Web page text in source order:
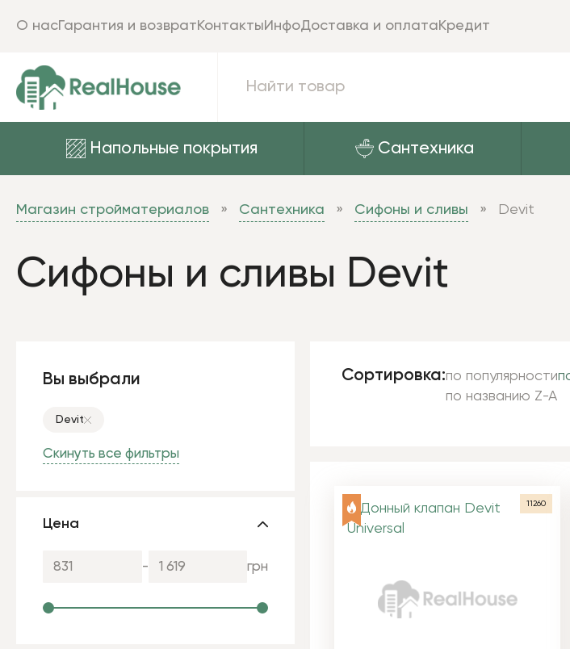
Напольные покрытия Сантехника
О насГарантия и возвратКонтактыИнфоДоставка и оплатаКредит
Магазин стройматериалов Сантехника Сифоны и сливы Devit
Сифоны и сливы Devit
Вы выбрали
Devit
Скинуть все фильтры
Цена
- грн
Сортировка:по популярности
по названию Z-A
11260